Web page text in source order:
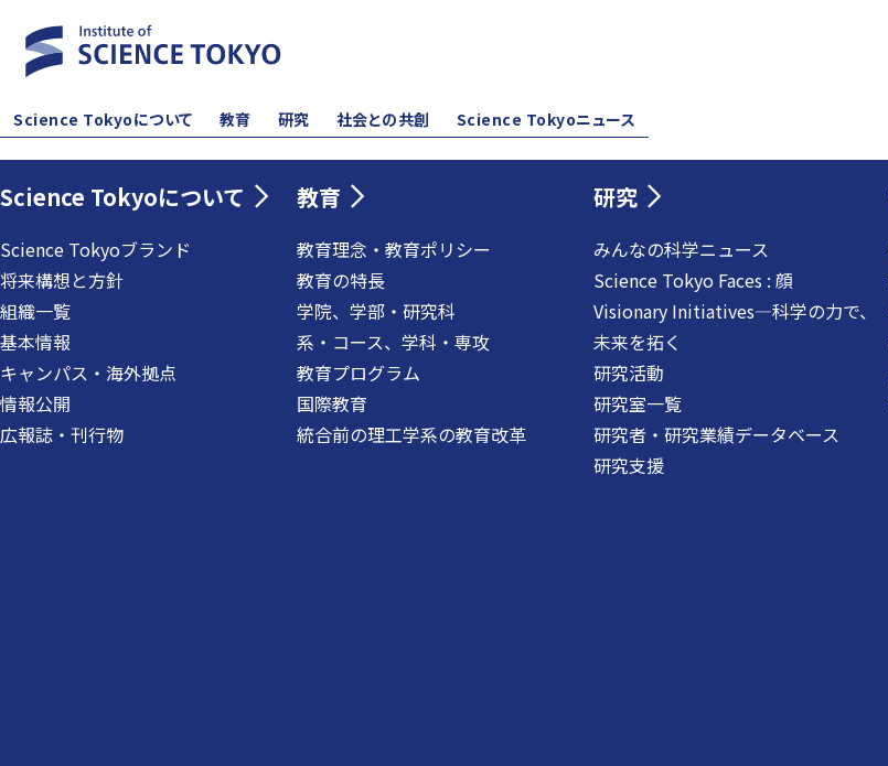
Science Tokyoについて 教育 研究 社会との共創 Science Tokyoニュース
Science Tokyoについて
Science Tokyoブランド
将来構想と方針
組織一覧
基本情報
キャンパス・海外拠点
情報公開
広報誌・刊行物
教育
教育理念・教育ポリシー
教育の特長
学院、学部・研究科
系・コース、学科・専攻
教育プログラム
国際教育
統合前の理工学系の教育改革
研究
みんなの科学ニュース
Science Tokyo Faces : 顔
Visionary Initiatives―科学の力で、
未来を拓く
研究活動
研究室一覧
研究者・研究業績データベース
研究支援